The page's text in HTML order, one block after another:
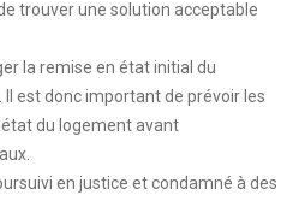
trouver une solution acceptable
la remise en état initial du
Il est donc important de prévoir les
du logement avant
en justice et condamné à des